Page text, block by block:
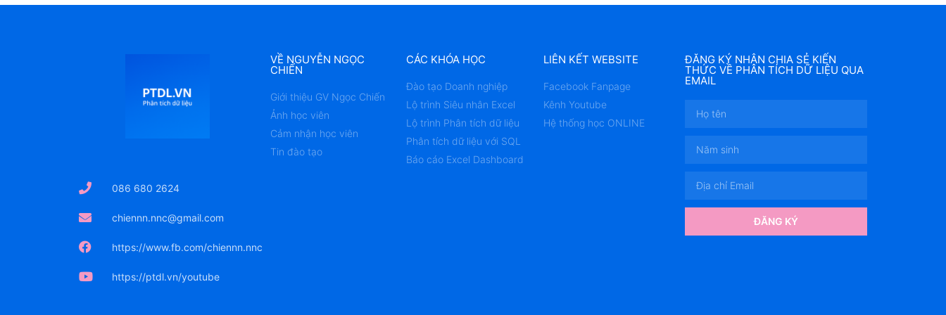
086 680 2624
chiennn.nnc@gmail.com
https://www.fb.com/chiennn.nnc
https://ptdl.vn/youtube
VỀ NGUYỄN NGỌC
CHIẾN
Giới thiệu GV Ngọc Chiến
Ảnh học viên
Cảm nhận học viên
Tin đào tạo
CÁC KHÓA HỌC
Đào tạo Doanh nghiệp
Lộ trình Siêu nhân Excel
Lộ trình Phân tích dữ liệu
Phân tích dữ liệu với SQL
Báo cáo Excel Dashboard
LIÊN KẾT WEBSITE
Facebook Fanpage
Kênh Youtube
Hệ thống học ONLINE
ĐĂNG KÝ NHẬN CHIA SẺ KIẾN
THỨC VỀ PHÂN TÍCH DỮ LIỆU QUA
EMAIL
ĐĂNG KÝ